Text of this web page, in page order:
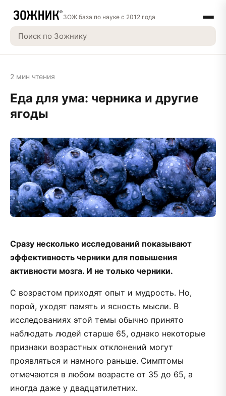
ЗОЖ база по науке с 2012 года
2 мин чтения
Еда для ума: черника и другие
ягоды
Сразу несколько исследований показывают
эффективность черники для повышения
активности мозга. И не только черники.
С возрастом приходят опыт и мудрость. Но,
порой, уходят память и ясность мысли. В
исследованиях этой темы обычно принято
наблюдать людей старше 65, однако некоторые
признаки возрастных отклонений могут
проявляться и намного раньше. Симптомы
отмечаются в любом возрасте от 35 до 65, а
иногда даже у двадцатилетних.